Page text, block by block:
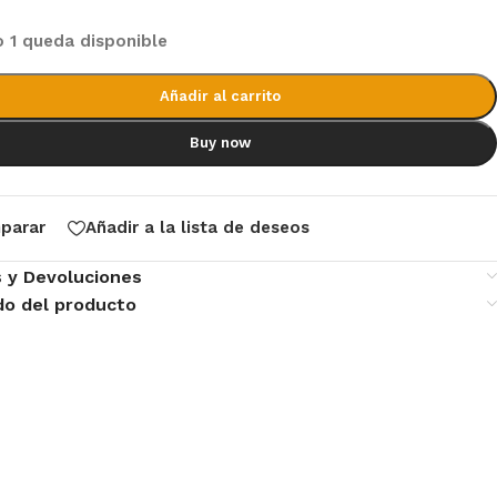
1 queda disponible
Añadir al carrito
Buy now
Añadir a la lista de deseos
y Devoluciones
del producto